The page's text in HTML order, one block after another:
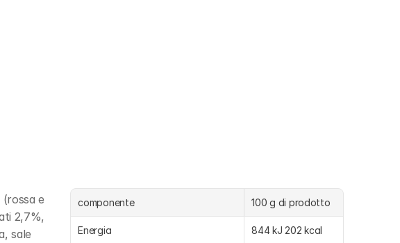
(rossa e
2,7%,
sale
componente 100 g di prodotto
Energia 844 kJ 202 kcal